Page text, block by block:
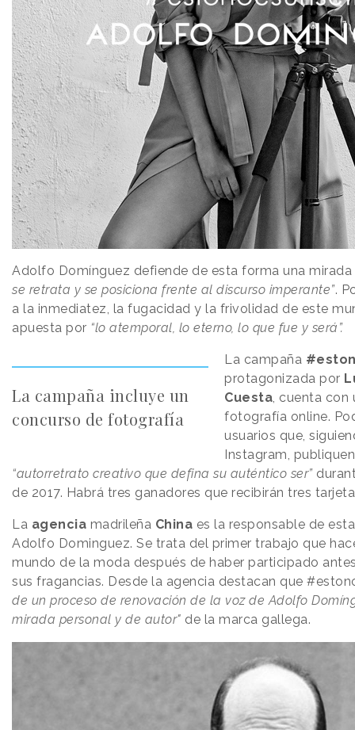
Adolfo Domínguez defiende de esta forma una
se retrata y se posiciona frente al discurso imperante”.
a la inmediatez, la fugacidad y la frivolidad de este
apuesta por “lo atemporal, lo eterno, lo que fue y será”.
La campaña incluye un
concurso de fotografía
La campaña
protagonizada por
Cuesta , cuenta
fotografía online.
usuarios que,
Instagram,
“autorretrato creativo que defina su auténtico ser”
de 2017. Habrá tres ganadores que recibirán tres
La agencia madrileña China es la responsable de
Adolfo Dominguez. Se trata del primer trabajo que
mundo de la moda después de haber participado
sus fragancias. Desde la agencia destacan que
de un proceso de renovación de la voz de Adolfo
mirada personal y de autor" de la marca gallega.